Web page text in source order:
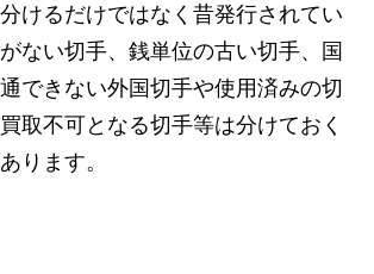
けるだけではなく昔発行されてい
ない切手、銭単位の古い切手、国
できない外国切手や使用済みの切
取不可となる切手等は分けておく
ります。